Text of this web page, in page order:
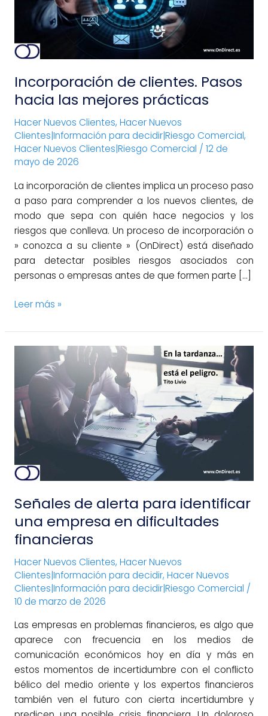
Incorporación de clientes. Pasos
hacia las mejores prácticas
Hacer Nuevos Clientes, Hacer Nuevos
Clientes|Información para decidir|Riesgo Comercial,
Hacer Nuevos Clientes|Riesgo Comercial / 12 de
mayo de 2026
La incorporación de clientes implica un proceso paso
a paso para comprender a los nuevos clientes, de
modo que sepa con quién hace negocios y los
riesgos que conlleva. Un proceso de incorporación o
» conozca a su cliente » (OnDirect) está diseñado
para detectar posibles riesgos asociados con
personas o empresas antes de que formen parte […]
mejores
prácticas
Leer más »
Señales de alerta para identificar
una empresa en dificultades
financieras
Hacer Nuevos Clientes, Hacer Nuevos
Clientes|Información para decidir, Hacer Nuevos
Clientes|Información para decidir|Riesgo Comercial /
10 de marzo de 2026
Las empresas en problemas financieros, es algo que
aparece con frecuencia en los medios de
comunicación económicos hoy en día y más en
estos momentos de incertidumbre con el conflicto
bélico del medio oriente y los expertos financieros
también ven el futuro con cierta incertidumbre y
alerta
para
identificar
una
empresa
en
dificultades